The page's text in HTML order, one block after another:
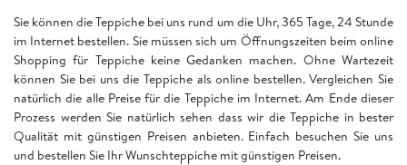
Sie können die Teppiche bei uns rund um die Uhr, 365 Tage, 24 Stunde
im Internet bestellen. Sie müssen sich um Öffnungszeiten beim online
Shopping für Teppiche keine Gedanken machen. Ohne Wartezeit
können Sie bei uns die Teppiche als online bestellen. Vergleichen Sie
natürlich die alle Preise für die Teppiche im Internet. Am Ende dieser
Prozess werden Sie natürlich sehen dass wir die Teppiche in bester
Qualität mit günstigen Preisen anbieten. Einfach besuchen Sie uns
und bestellen Sie Ihr Wunschteppiche mit günstigen Preisen.